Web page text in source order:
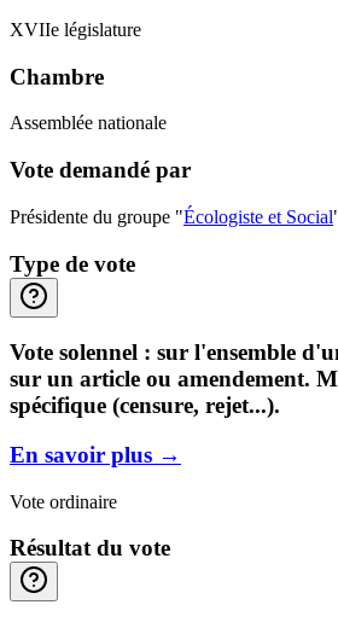
XVIIe législature
Chambre
Assemblée nationale
Vote demandé par
Présidente du groupe "Écologiste et Social
Type de vote
Vote solennel : sur l'ensemble
sur un article ou amendement.
spécifique (censure, rejet...).
En savoir plus →
Vote ordinaire
Résultat du vote